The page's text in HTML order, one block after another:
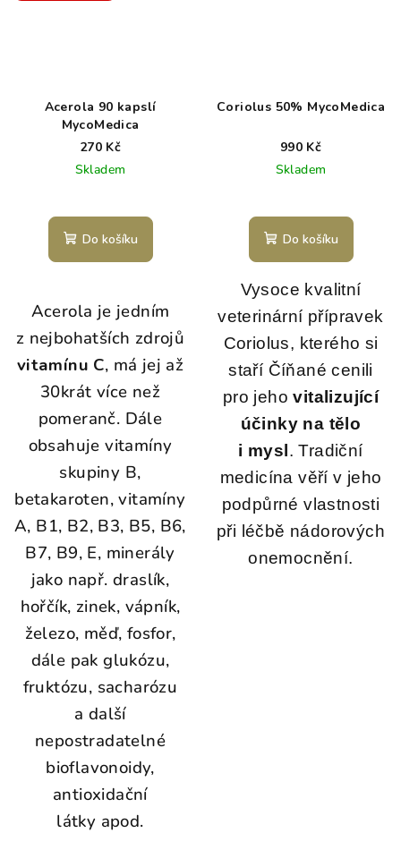
Acerola 90 kapslí
MycoMedica
270 Kč
Skladem
Do košíku
Acerola je jedním
z nejbohatších zdrojů
vitamínu C, má jej až
30krát více než
pomeranč. Dále
obsahuje vitamíny
skupiny B,
betakaroten, vitamíny
A, B1, B2, B3, B5, B6,
B7, B9, E, minerály
jako např. draslík,
hořčík, zinek, vápník,
železo, měď, fosfor,
dále pak glukózu,
fruktózu, sacharózu
a další
nepostradatelné
bioflavonoidy,
antioxidační
látky apod.
Coriolus 50% MycoMedica
990 Kč
Skladem
Do košíku
Vysoce kvalitní
veterinární přípravek
Coriolus, kterého si
staří Číňané cenili
pro jehovitalizující
účinky na tělo
i mysl . Tradiční
medicína věří v jeho
podpůrné vlastnosti
při léčbě nádorových
onemocnění.